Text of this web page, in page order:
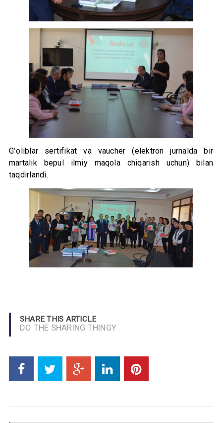
Gʻoliblar sertifikat va vaucher (elektron jurnalda bir
martalik bepul ilmiy maqola chiqarish uchun) bilan
taqdirlandi.
SHARE THIS ARTICLE
DO THE SHARING THINGY